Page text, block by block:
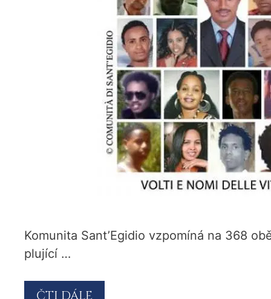
Komunita Sant’Egidio vzpomíná na 368
plující …
ČTI DÁLE